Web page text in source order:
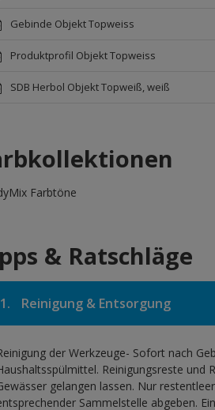
Gebinde Objekt Topweiss
Produktprofil Objekt Topweiss
SDB Herbol Objekt Topweiß, weiß
Farbtöne
& Ratschläge
1. Reinigung & Entsorgung
der Werkzeuge- Sofort nach
Reinigungsreste und
gelangen lassen. Nur
Sammelstelle abgeben.